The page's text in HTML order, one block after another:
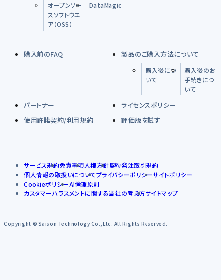
オープンソー
スソフトウエ
ア（OSS）
DataMagic
購入前のFAQ 製品のご購入方法について
購入後につ
いて
購入後のお
手続きにつ
いて
パートナー
ライセンスポリシー
使用許諾契約/利用規約
評価版を試す
サービス規約免責事項人権方針契約発注取引規約
個人情報の取扱いについてプライバシーポリシーサイトポリシー
CookieポリシーAI倫理原則
カスタマーハラスメントに関する当社の考え方サイトマップ
Copyright © Saison Technology Co.,Ltd. All Rights Reserved.